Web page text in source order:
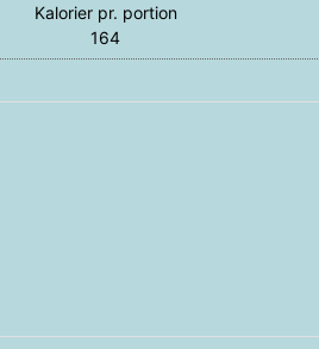
Kalorier pr. portion
164